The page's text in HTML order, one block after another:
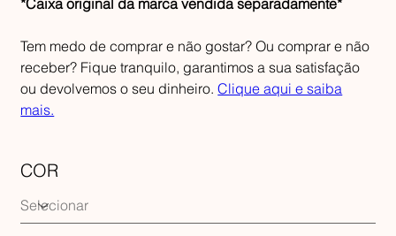
Tem medo de comprar e não gostar? Ou comprar e não
receber? Fique tranquilo, garantimos a sua satisfação
ou devolvemos o seu dinheiro.Clique aqui e saiba
mais.
COR